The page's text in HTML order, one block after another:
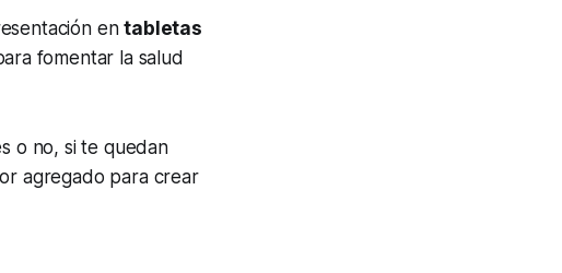
entabletas
fomentar la salud
o no, si te quedan
agregado para crear